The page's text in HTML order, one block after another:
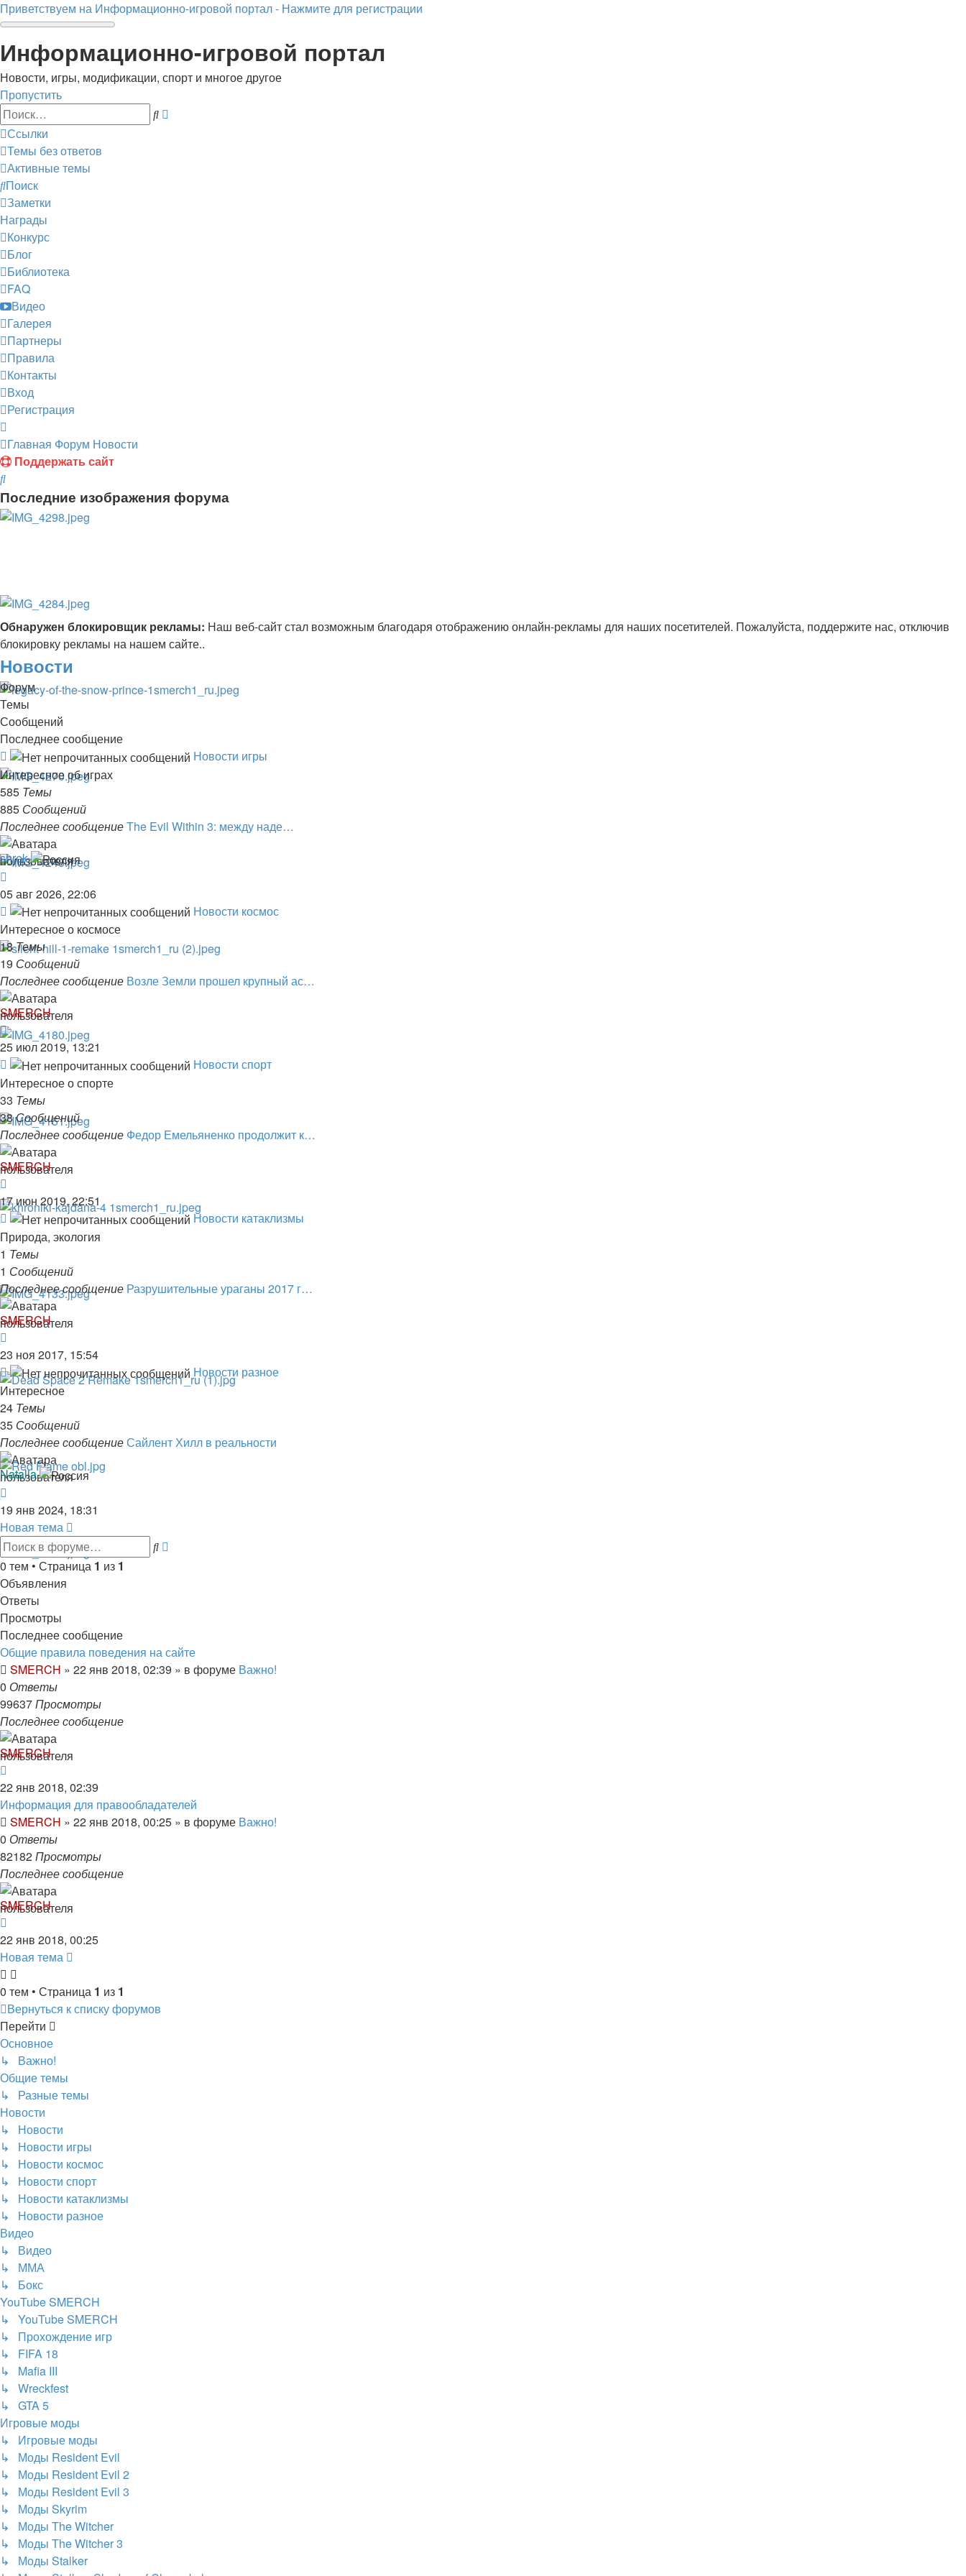
Приветствуем на Информационно-игровой портал - Нажмите для регистрации
Информационно-игровой портал
Новости, игры, модификации, спорт и многое другое
Пропустить
Поиск
Ссылки
Темы без ответов
Активные темы
Поиск
Заметки
Награды
Конкурс
Блог
Библиотека
FAQ
Видео
Галерея
Партнеры
Правила
Контакты
Вход
Регистрация
Главная Форум Новости
Поддержать сайт
Поиск
Последние изображения форума
Обнаружен блокировщик рекламы: Наш веб-сайт стал возможным благодаря отображению онлайн-рекламы для наших посетителей. Пожалуйста, поддержите нас, отключив
блокировку рекламы на нашем сайте..
Новости
Форум
Темы
Сообщений
Последнее сообщение
Канал
-
Новости
игры
Новости игры
Интересное об играх
585 Темы
885 Сообщений
Последнее сообщениеThe Evil Within 3: между наде…
shrek
к
последнему
сообщению
05 авг 2026, 22:06
Канал
-
Новости
космос
Новости космос
Интересное о космосе
18Темы
19 Сообщений
Последнее сообщение Возле Земли прошел крупный ас…
SMERCH
Перейти
к
последнему
сообщению
25 июл 2019, 13:21
Канал
-
Новости
спорт
Новости спорт
Интересное о спорте
33 Темы
38Сообщений
Последнее сообщение Федор Емельяненко продолжит к…
SMERCH
к
последнему
сообщению
17 июн 2019, 22:51
Канал
-
Новости
катаклизмы
Новости катаклизмы
Природа, экология
1 Темы
1 Сообщений
Последнее сообщение Разрушительные ураганы 2017 г…
SMERCH
к
последнему
сообщению
23 ноя 2017, 15:54
Канал
-
Новости
разное
Новости разное
Интересное
24 Темы
35 Сообщений
Последнее сообщениеСайлент Хилл в реальности
Natalia
к
последнему
сообщению
19 янв 2024, 18:31
Новая тема
Поиск
0 тем • Страница 1 из 1
Объявления
Ответы
Просмотры
Последнее сообщение
Общие правила поведения на сайте
SMERCH » 22 янв 2018, 02:39 » в форуме Важно!
0 Ответы
99637Просмотры
Последнее сообщение
SMERCH
22 янв 2018, 02:39
Информация для правообладателей
SMERCH » 22 янв 2018, 00:25 » в форуме Важно!
0 Ответы
82182Просмотры
Последнее сообщение
SMERCH
22 янв 2018, 00:25
Новая тема
0 тем • Страница 1 из 1
Вернуться к списку форумов
Перейти
Основное
↳ Важно!
Общие темы
↳ Разные темы
Новости
↳ Новости
↳ Новости игры
↳ Новости космос
↳ Новости спорт
↳ Новости катаклизмы
↳ Новости разное
Видео
↳ Видео
↳ ММА
↳ Бокс
YouTube SMERCH
↳ YouTube SMERCH
↳ Прохождение игр
↳ FIFA 18
↳ Mafia III
↳ Wreckfest
↳ GTA 5
Игровые моды
↳ Игровые моды
↳ Моды Resident Evil
↳ Моды Resident Evil 2
↳ Моды Resident Evil 3
↳ Моды Skyrim
↳ Моды The Witcher
↳ Моды The Witcher 3
↳ Моды Stalker